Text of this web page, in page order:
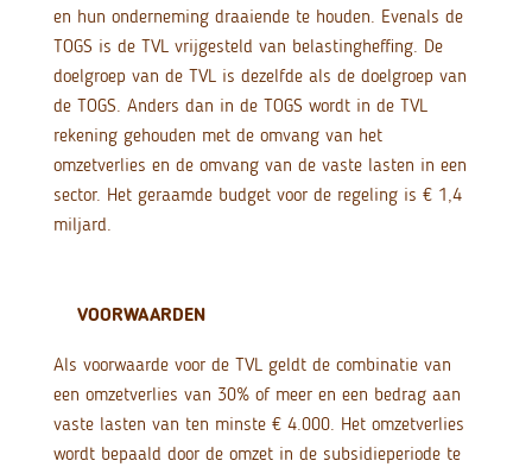
en hun onderneming draaiende te houden. Evenals de
TOGS is de TVL vrijgesteld van belastingheffing. De
doelgroep van de TVL is dezelfde als de doelgroep van
de TOGS. Anders dan in de TOGS wordt in de TVL
rekening gehouden met de omvang van het
omzetverlies en de omvang van de vaste lasten in een
sector. Het geraamde budget voor de regeling is € 1,4
miljard.
VOORWAARDEN
Als voorwaarde voor de TVL geldt de combinatie van
een omzetverlies van 30% of meer en een bedrag aan
vaste lasten van ten minste € 4.000. Het omzetverlies
wordt bepaald door de omzet in de subsidieperiode te